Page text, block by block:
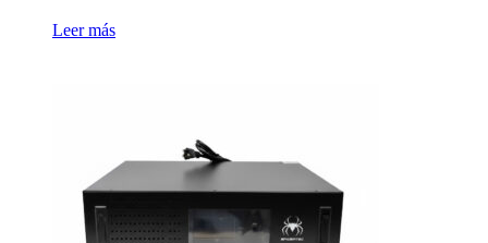
Leer más